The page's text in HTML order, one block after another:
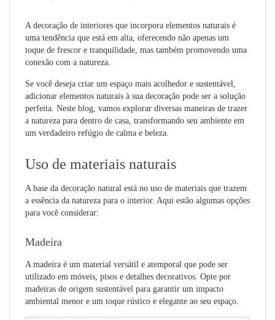
A decoração de interiores que incorpora elementos naturais é
uma tendência que está em alta, oferecendo não apenas um
toque de frescor e tranquilidade, mas também promovendo uma
conexão com a natureza.
Se você deseja criar um espaço mais acolhedor e sustentável,
adicionar elementos naturais à sua decoração pode ser a solução
perfeita. Neste blog, vamos explorar diversas maneiras de trazer
a natureza para dentro de casa, transformando seu ambiente em
um verdadeiro refúgio de calma e beleza.
Uso de materiais naturais
A base da decoração natural está no uso de materiais que trazem
a essência da natureza para o interior. Aqui estão algumas opções
para você considerar:
Madeira
A madeira é um material versátil e atemporal que pode ser
utilizado em móveis, pisos e detalhes decorativos. Opte por
madeiras de origem sustentável para garantir um impacto
ambiental menor e um toque rústico e elegante ao seu espaço.